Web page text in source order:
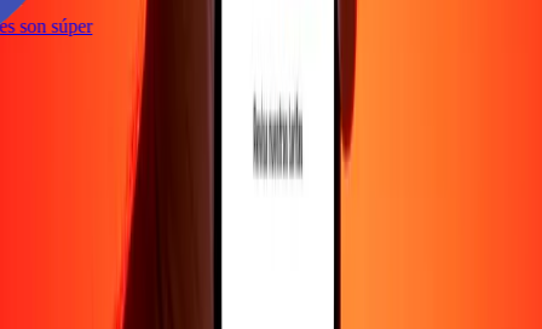
son súper